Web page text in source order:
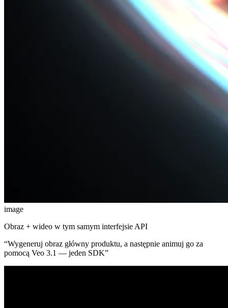
image
Obraz + wideo w tym samym interfejsie API
“Wygeneruj obraz główny produktu, a następnie animuj go za
pomocą Veo 3.1 — jeden SDK”